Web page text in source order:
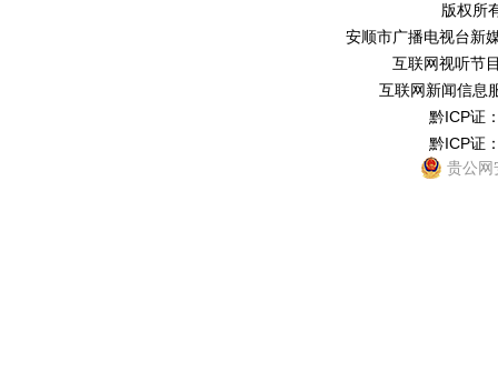
版权所
安顺市广播电视台新
互联网视听节
互联网新闻信息
黔ICP证
黔ICP证
贵公